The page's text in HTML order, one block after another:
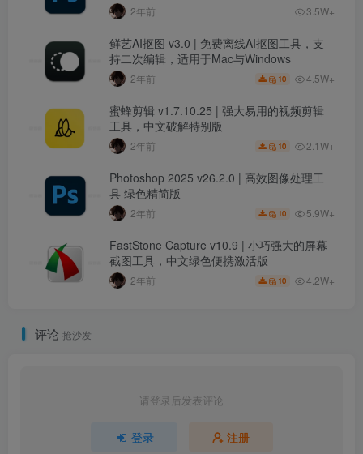
2年前 3.5W+
鲜艺AI抠图 v3.0 | 免费离线AI抠图工具，支
持二次编辑，适用于Mac与Windows
2年前 10 4.5W+
蜜蜂剪辑 v1.7.10.25 | 强大易用的视频剪辑
工具，中文破解特别版
2年前 10 2.1W+
Photoshop 2025 v26.2.0 | 高效图像处理工
具 绿色精简版
2年前 10 5.9W+
FastStone Capture v10.9 | 小巧强大的屏幕
截图工具，中文绿色便携激活版
2年前 10 4.2W+
评论 抢沙发
请登录后发表评论
登录 注册